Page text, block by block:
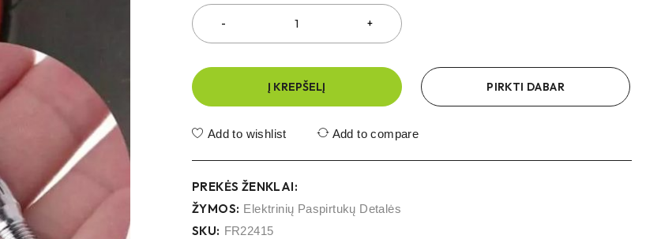
Į KREPŠELĮ PIRKTI DABAR
Add to wishlist Add to compare
PREKĖS ŽENKLAI:
ŽYMOS: Elektrinių Paspirtukų Detalės
SKU: FR22415